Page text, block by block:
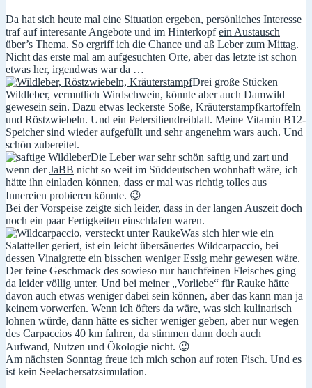
Da hat sich heute mal eine Situation ergeben, persönliches Interesse
traf auf interesante Angebote und im Hinterkopfein Austausch
über’s Thema. So ergriff ich die Chance und aß Leber zum Mittag.
Nicht das erste mal am aufgesuchten Orte, aber das letzte ist schon
etwas her, irgendwas war da …
Drei große Stücken
Wildleber, vermutlich Wirdschwein, könnte aber auch Damwild
gewesein sein. Dazu etwas leckerste Soße, Kräuterstampfkartoffeln
und Röstzwiebeln. Und ein Petersiliendreiblatt. Meine Vitamin B12-
Speicher sind wieder aufgefüllt und sehr angenehm wars auch. Und
schön zubereitet.
Die Leber war sehr schön saftig und zart und
wenn derJaBB nicht so weit im Süddeutschen wohnhaft wäre, ich
hätte ihn einladen können, dass er mal was richtig tolles aus
Innereien probieren könnte. 😉
Bei der Vorspeise zeigte sich leider, dass in der langen Auszeit doch
noch ein paar Fertigkeiten einschlafen waren.
Was sich hier wie ein
Salatteller geriert, ist ein leicht übersäuertes Wildcarpaccio, bei
dessen Vinaigrette ein bisschen weniger Essig mehr gewesen wäre.
Der feine Geschmack des sowieso nur hauchfeinen Fleisches ging
da leider völlig unter. Und bei meiner „Vorliebe“ für Rauke hätte
davon auch etwas weniger dabei sein können, aber das kann man ja
keinem vorwerfen. Wenn ich öfters da wäre, was sich kulinarisch
lohnen würde, dann hätte es sicher weniger geben, aber nur wegen
des Carpaccios 40 km fahren, da stimmen dann doch auch
Aufwand, Nutzen und Ökologie nicht. 😉
Am nächsten Sonntag freue ich mich schon auf roten Fisch. Und es
ist kein Seelachersatzsimulation.